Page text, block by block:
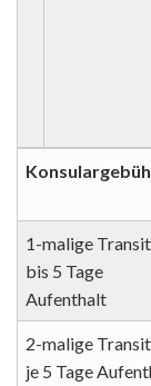
1-malige Transit
bis 5 Tage
Aufenthalt
2-malige Transit
je 5 Tage